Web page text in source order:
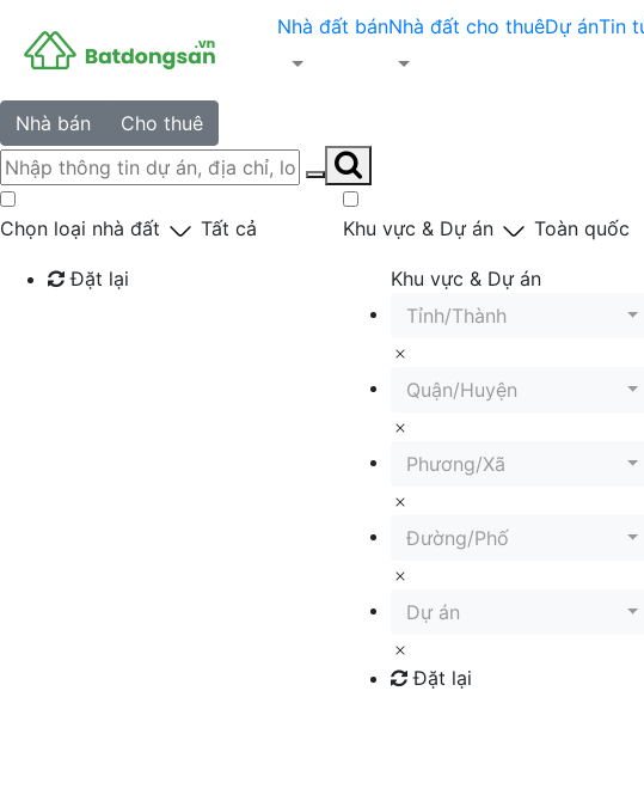
Nhà đất bánNhà đất cho thuêDự ánTin
Nhà bán Cho thuê
Chọn loại nhà đất Tất cả
Đặt lại
Khu vực & Dự án Toàn quốc
Khu vực & Dự án
Tỉnh/Thành
Quận/Huyện
Phương/Xã
Đường/Phố
Dự án
Đặt lại